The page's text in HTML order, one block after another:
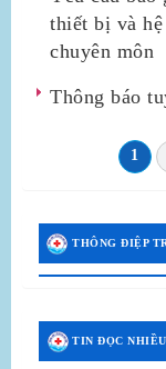
thiết bị và
chuyên môn
Thông báo
1
THÔNG ĐIỆP
TIN ĐỌC NHIỀU